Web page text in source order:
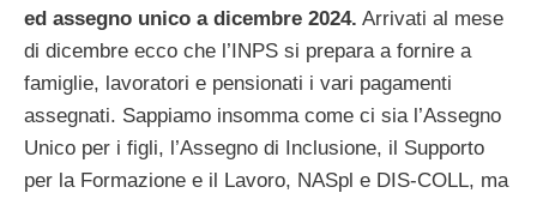
ed assegno unico a dicembre 2024. Arrivati al mese
di dicembre ecco che l’INPS si prepara a fornire a
famiglie, lavoratori e pensionati i vari pagamenti
assegnati. Sappiamo insomma come ci sia l’Assegno
Unico per i figli, l’Assegno di Inclusione, il Supporto
per la Formazione e il Lavoro, NASpl e DIS-COLL, ma